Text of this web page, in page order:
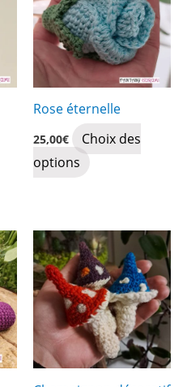
Rose éternelle
25,00€
Choix des
options
plusieurs
variations.
Les
options
peuvent
être
choisies